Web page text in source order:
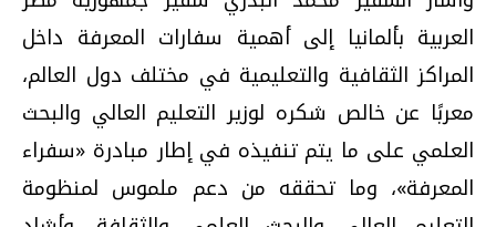
العربية بألمانيا إلى أهمية سفارات المعرفة داخل
المراكز الثقافية والتعليمية في مختلف دول العالم،
معربًا عن خالص شكره لوزير التعليم العالي والبحث
العلمي على ما يتم تنفيذه في إطار مبادرة «سفراء
المعرفة»، وما تحققه من دعم ملموس لمنظومة